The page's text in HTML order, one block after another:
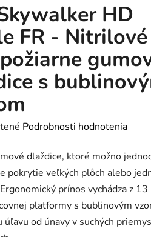
HD
FR - Nitrilové
s
Podrobnosti hodnotenia
dlaždice, ktoré možno
pokrytie veľkých plôch alebo
prínos vychádza z 13
platformy s bublinovým
úľavu od únavy v suchých